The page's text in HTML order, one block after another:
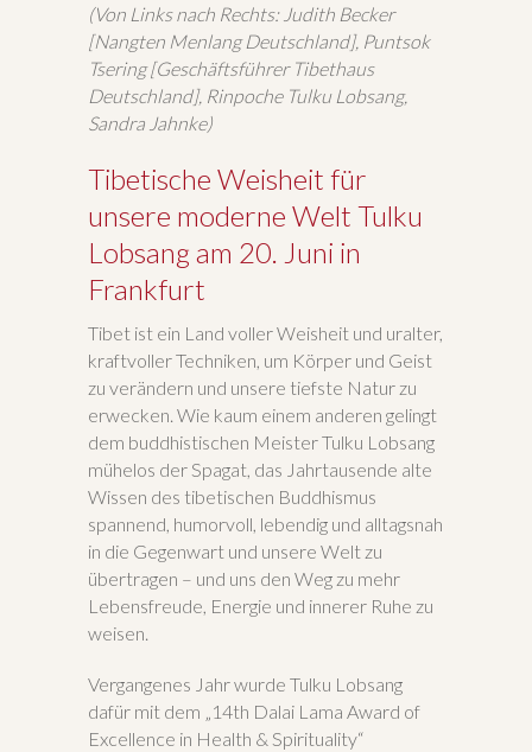
(Von Links nach Rechts: Judith Becker
[Nangten Menlang Deutschland], Puntsok
Tsering [Geschäftsführer Tibethaus
Deutschland], Rinpoche Tulku Lobsang,
Sandra Jahnke)
Tibetische Weisheit für
unsere moderne Welt Tulku
Lobsang am 20. Juni in
Frankfurt
Tibet ist ein Land voller Weisheit und uralter,
kraftvoller Techniken, um Körper und Geist
zu verändern und unsere tiefste Natur zu
erwecken. Wie kaum einem anderen gelingt
dem buddhistischen Meister Tulku Lobsang
mühelos der Spagat, das Jahrtausende alte
Wissen des tibetischen Buddhismus
spannend, humorvoll, lebendig und alltagsnah
in die Gegenwart und unsere Welt zu
übertragen – und uns den Weg zu mehr
Lebensfreude, Energie und innerer Ruhe zu
weisen.
Vergangenes Jahr wurde Tulku Lobsang
dafür mit dem „14th Dalai Lama Award of
Excellence in Health & Spirituality“